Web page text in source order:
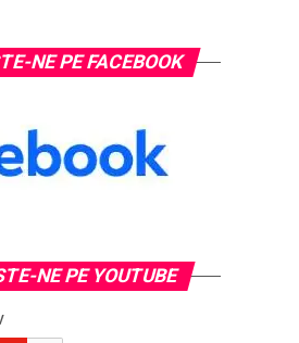
NE PE FACEBOOK
NE PE YOUTUBE